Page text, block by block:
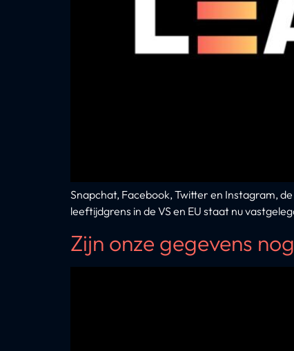
Snapchat, Facebook, Twitter en Instagram,
leeftijdgrens in de VS en EU staat nu
Zijn onze gegevens